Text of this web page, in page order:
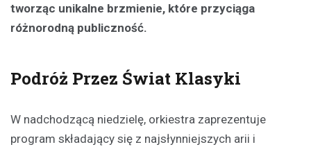
tworząc unikalne brzmienie, które przyciąga
różnorodną publiczność.
Podróż Przez Świat Klasyki
W nadchodzącą niedzielę, orkiestra zaprezentuje
program składający się z najsłynniejszych arii i